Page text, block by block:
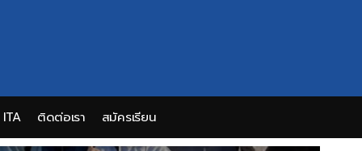
ITA ติดต่อเรา สมัครเรียน